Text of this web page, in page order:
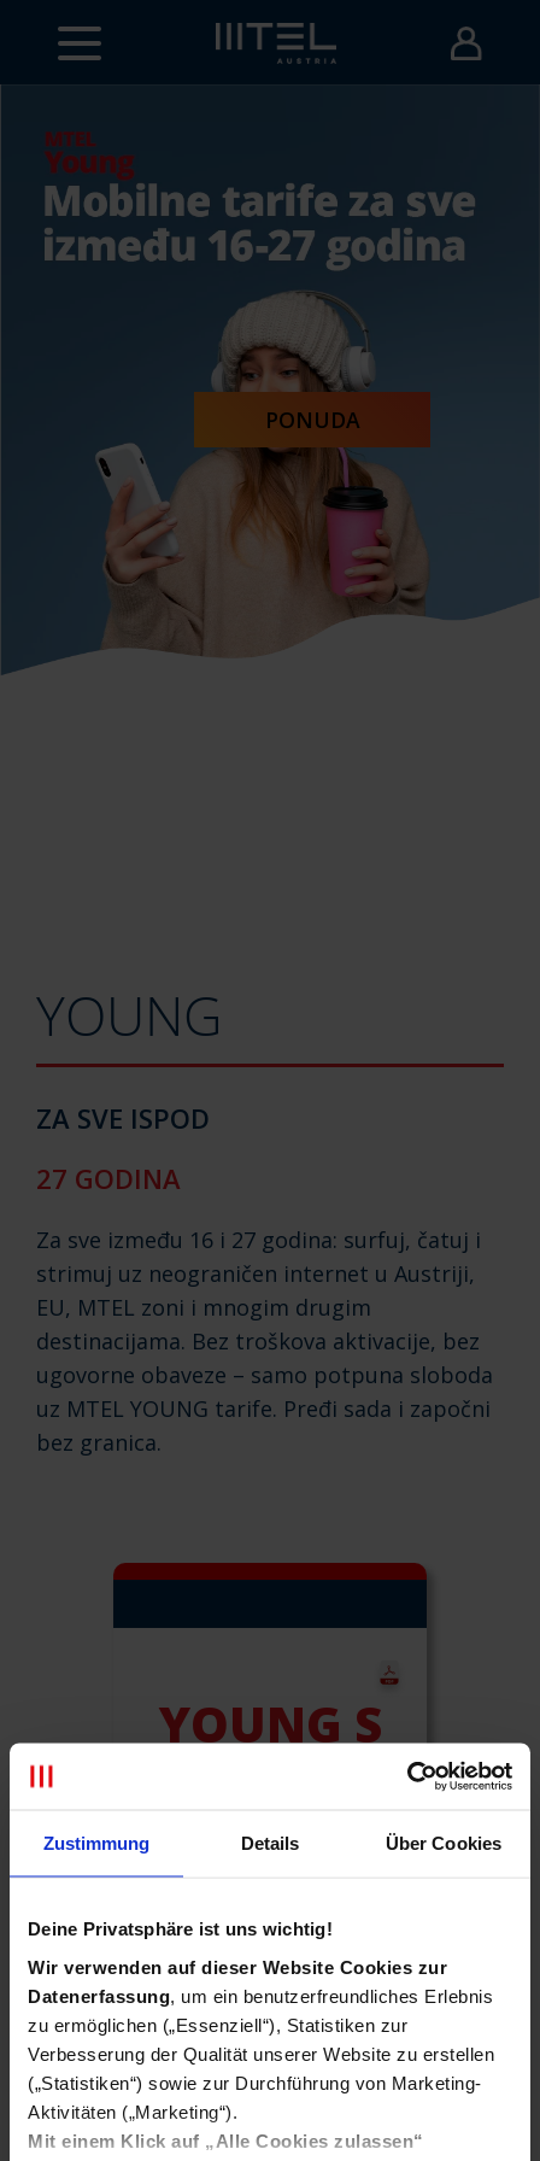
Zustimmung Details Über Cookies
Deine Privatsphäre ist uns wichtig!
Wir verwenden auf dieser Website Cookies zur
Datenerfassung , um ein benutzerfreundliches Erlebnis
zu ermöglichen („Essenziell“), Statistiken zur
Verbesserung der Qualität unserer Website zu erstellen
(„Statistiken“) sowie zur Durchführung von Marketing-
Aktivitäten („Marketing“).
Mit einem Klick auf „Alle Cookies zulassen“
PONUDA
YOUNG
ZA SVE ISPOD
27 GODINA
Za sve između 16 i 27 godina: surfuj, čatuj i
strimuj uz neograničen internet u Austriji,
EU, MTEL zoni i mnogim drugim
destinacijama. Bez troškova aktivacije, bez
ugovorne obaveze – samo potpuna sloboda
uz MTEL YOUNG tarife. Pređi sada i započni
bez granica.
YOUNG S
važi u Austriji i
30 GB u EU.
MTEL ZONA